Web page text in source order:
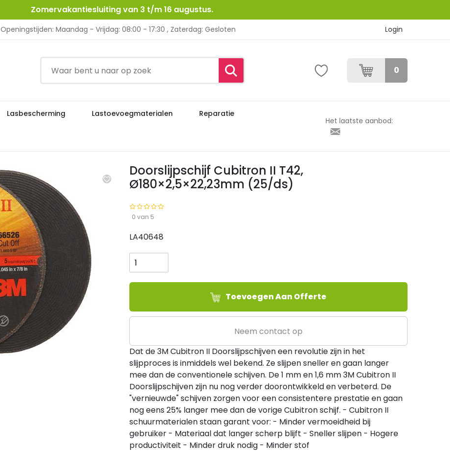
Zomervakantiesluiting van 3 t/m 16 augustus.
Openingstijden: Maandag - Vrijdag: 08:00 - 17:30 , Zaterdag: Gesloten Login
0
Lasbescherming Lastoevoegmaterialen Reparatie
Het laatste aanbod:
Schuur- en slijpmiddelen Doorslijpschijf Cubitron II T42, Ø180×2,5×22,23mm (25/ds)
Doorslijpschijf Cubitron II T42,
Ø180×2,5×22,23mm (25/ds)
0 van 5
LA40648
Cubitron
II
T42,
(25/ds)
aantal
Toevoegen Aan Offerte
Neem contact op
Dat de 3M Cubitron II Doorslijpschijven een revolutie zijn in het
slijpproces is inmiddels wel bekend. Ze slijpen sneller en gaan langer
mee dan de conventionele schijven. De 1 mm en 1,6 mm 3M Cubitron II
Doorslijpschijven zijn nu nog verder doorontwikkeld en verbeterd. De
"vernieuwde" schijven zorgen voor een consistentere prestatie en gaan
nog eens 25% langer mee dan de vorige Cubitron schijf. - Cubitron II
schuurmaterialen staan garant voor: - Minder vermoeidheid bij
gebruiker - Materiaal dat langer scherp blijft - Sneller slijpen - Hogere
productiviteit - Minder druk nodig - Minder stof